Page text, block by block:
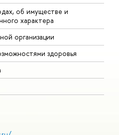
об имуществе и
характера
организации
здоровья